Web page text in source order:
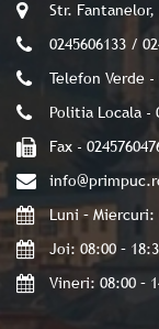
Str. Fantanelor,
0245606133 /
Telefon Verde -
Politia Locala -
Fax -
Luni – Miercuri:
Joi: 08:00 –
Vineri: 08:00 –